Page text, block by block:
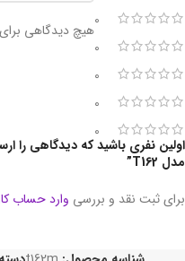
0
0
0
0
0
هیچ دیدگاهی
اولین نفری باشید که دیدگاهی را
مدل T162”
برای ثبت نقد و بررسی وارد حساب